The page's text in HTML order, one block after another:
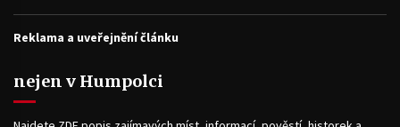
Reklama a uveřejnění článku
nejen v Humpolci